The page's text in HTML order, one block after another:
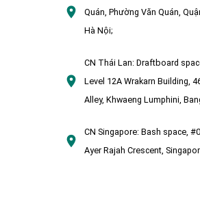
Quán, Phường Văn Quán,
Hà Nội;
CN Thái Lan: Draftboard
Level 12A Wrakarn Building,
Alley, Khwaeng Lumphini,
CN Singapore: Bash space,
Ayer Rajah Crescent,